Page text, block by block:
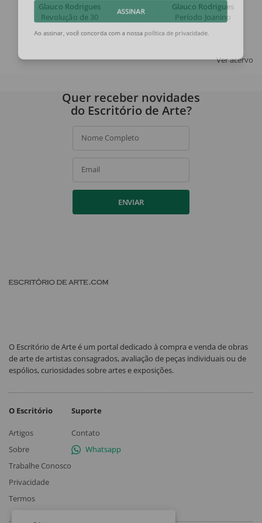
Glauco Rodrigues
Revolução de 30
Glauco Rodrigues
Período Joanino
Ver acervo
Quer receber novidades
do Escritório de Arte?
Nome Completo
Email
ENVIAR
O Escritório de Arte é um portal dedicado à compra e venda de obras
de arte de artistas consagrados, avaliação de peças individuais ou de
espólios, curiosidades sobre artes e exposições.
O Escritório
Artigos
Sobre
Trabalhe Conosco
Privacidade
Termos
Suporte
Contato
Whatsapp